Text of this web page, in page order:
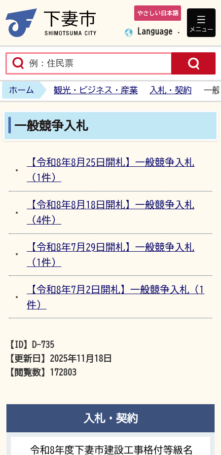
下妻市ホームペ
やさしい日本語
Language メニュー
ホーム 観光・ビジネス・産業 入札・契約 一
一般競争入札
【令和8年8月25日開札】一般競争入札
（1件）
【令和8年8月18日開札】一般競争入札
（4件）
【令和8年7月29日開札】一般競争入札
（1件）
【令和8年7月2日開札】一般競争入札（1
件）
【ID】
D-735
【更新日】 2025年11月18日
【閲覧数】 172803
入札・契約
令和8年度下妻市建設工事格付等級名